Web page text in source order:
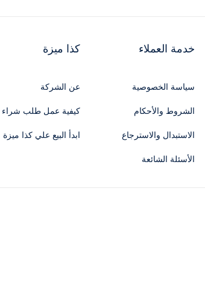
خدمة العملاء
سياسة الخصوصية
الشروط والأحكام
الاستبدال والاسترجاع
الأسئلة الشائعة
كذا ميزة
عن الشركة
كيفية عمل طلب شراء
ابدأ البيع علي كذا ميزة